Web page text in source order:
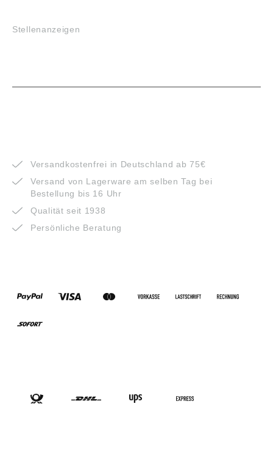
Stellenanzeigen
Versandkostenfrei in Deutschland ab 75€
Versand von Lagerware am selben Tag bei
Bestellung bis 16 Uhr
Qualität seit 1938
Persönliche Beratung